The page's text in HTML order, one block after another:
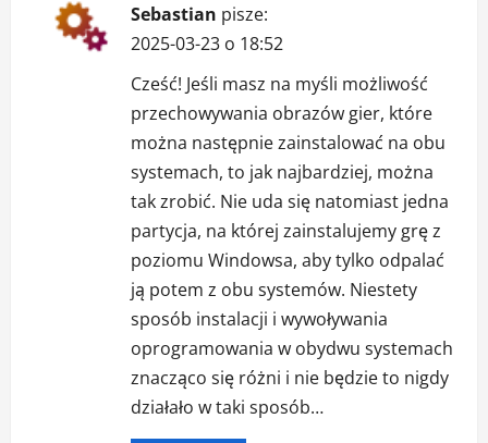
Sebastian pisze:
2025-03-23 o 18:52
Cześć! Jeśli masz na myśli możliwość
przechowywania obrazów gier, które
można następnie zainstalować na obu
systemach, to jak najbardziej, można
tak zrobić. Nie uda się natomiast jedna
partycja, na której zainstalujemy grę z
poziomu Windowsa, aby tylko odpalać
ją potem z obu systemów. Niestety
sposób instalacji i wywoływania
oprogramowania w obydwu systemach
znacząco się różni i nie będzie to nigdy
działało w taki sposób…